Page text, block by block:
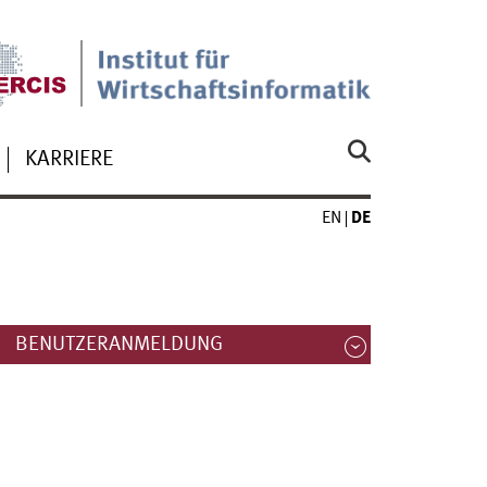
KARRIERE
EN DE
BENUTZERANMELDUNG